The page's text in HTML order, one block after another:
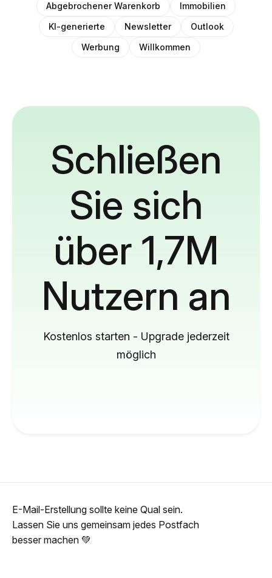
Abgebrochener Warenkorb
Immobilien
KI-generierte
Newsletter
Outlook
Werbung
Willkommen
Schließen
Sie sich
über 1,7M
Nutzern an
Kostenlos starten - Upgrade jederzeit
möglich
E-Mail-Erstellung sollte keine Qual sein.
Lassen Sie uns gemeinsam jedes Postfach
besser machen 💚